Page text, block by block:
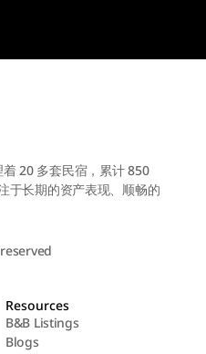
20 多套民宿，累计 850
于长期的资产表现、顺畅的
Resources
B&B Listings
B&B Listings
Blogs